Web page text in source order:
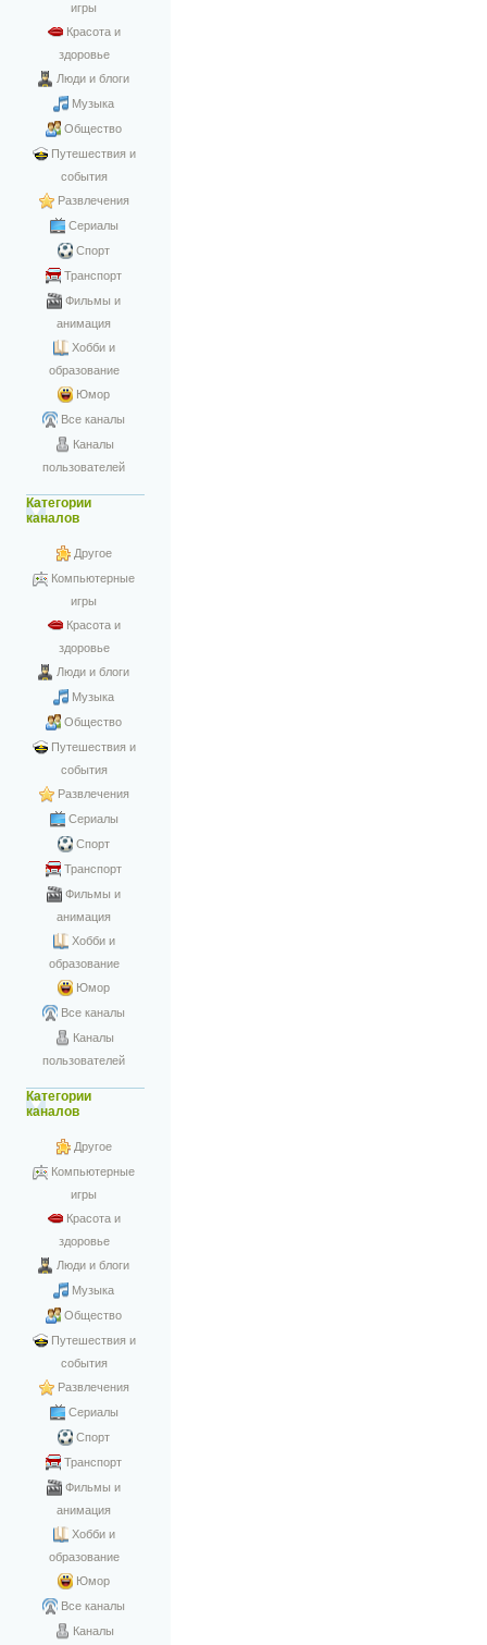
игры
Красота и
здоровье
Люди и блоги
Музыка
Общество
Путешествия и
события
Развлечения
Сериалы
Спорт
Транспорт
Фильмы и
анимация
Хобби и
образование
Юмор
Все каналы
Каналы
пользователей
Категории
каналов
Другое
Компьютерные
игры
Красота и
здоровье
Люди и блоги
Музыка
Общество
Путешествия и
события
Развлечения
Сериалы
Спорт
Транспорт
Фильмы и
анимация
Хобби и
образование
Юмор
Все каналы
Каналы
пользователей
Категории
каналов
Другое
Компьютерные
игры
Красота и
здоровье
Люди и блоги
Музыка
Общество
Путешествия и
события
Развлечения
Сериалы
Спорт
Транспорт
Фильмы и
анимация
Хобби и
образование
Юмор
Все каналы
Каналы